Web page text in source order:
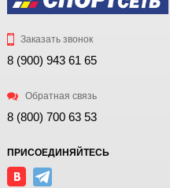
Заказать звонок
8 (900) 943 61 65
Обратная связь
8 (800) 700 63 53
ПРИСОЕДИНЯЙТЕСЬ